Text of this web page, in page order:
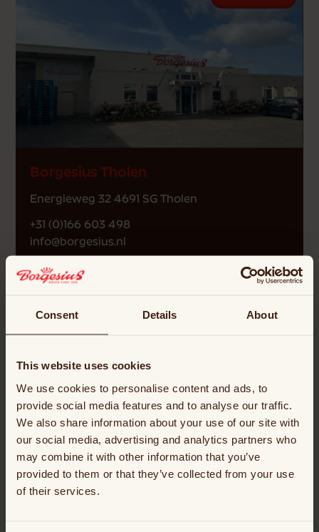
Consent Details About
This website uses cookies
We use cookies to personalise content and ads, to
provide social media features and to analyse our traffic.
We also share information about your use of our site with
our social media, advertising and analytics partners who
may combine it with other information that you’ve
provided to them or that they’ve collected from your use
of their services.
Borgesius Tholen
Energieweg 32 4691 SG Tholen
+31 (0)166 603 498
info@borgesius.nl
Plan route